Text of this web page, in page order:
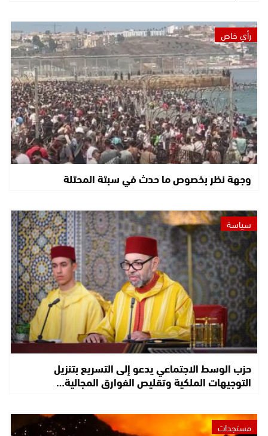
رأي خاص
وجهة نظر بخصوص ما حدث في سبتة المحتلة
سياسة
حزب الوسط الاجتماعي يدعو إلى التسريع بتنزيل
التوجيهات الملكية وتقليص الفوارق المجالية…
مستجدات